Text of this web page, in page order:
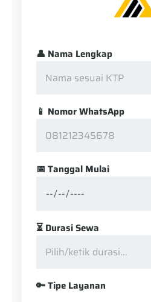
👤 Nama Lengkap
📱 Nomor WhatsApp
📅 Tanggal Mulai
⏳ Durasi Sewa
🔑 Tipe Layanan